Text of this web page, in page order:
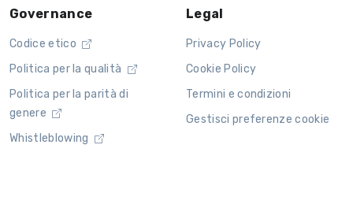
Governance
Codice etico
Politica per la qualità
Politica per la parità di
genere
Whistleblowing
Legal
Privacy Policy
Cookie Policy
Termini e condizioni
Gestisci preferenze cookie